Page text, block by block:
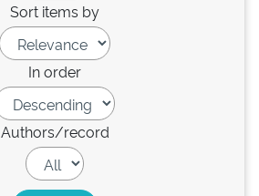
Sort items by
In order
Authors/record